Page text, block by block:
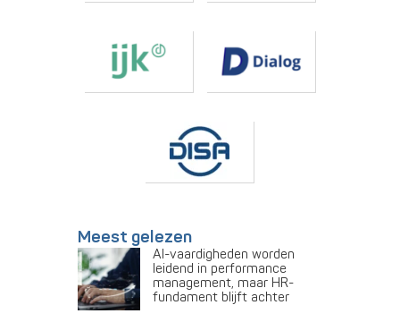
Meest gelezen
AI-vaardigheden worden
leidend in performance
management, maar HR-
fundament blijft achter